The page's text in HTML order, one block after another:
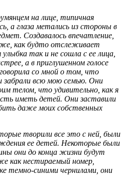
на лице, типичная
а глаза метались из стороны в
Создавалось впечатление,
как будто отслеживает
так и не сошла с ее лица,
а в приглушенном голосе
со мной о том, что
забрали всю мою семью. Они
телом, что удивительно, как я
иметь детей. Они заставили
даже моих собственных
творили все это с ней, были
ее детей. Некоторые были
они до конца жизни будут
как нестираемый номер,
темно-синими чернилами, они